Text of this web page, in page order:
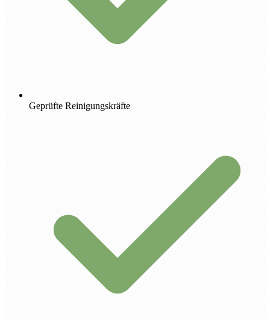
Geprüfte Reinigungskräfte